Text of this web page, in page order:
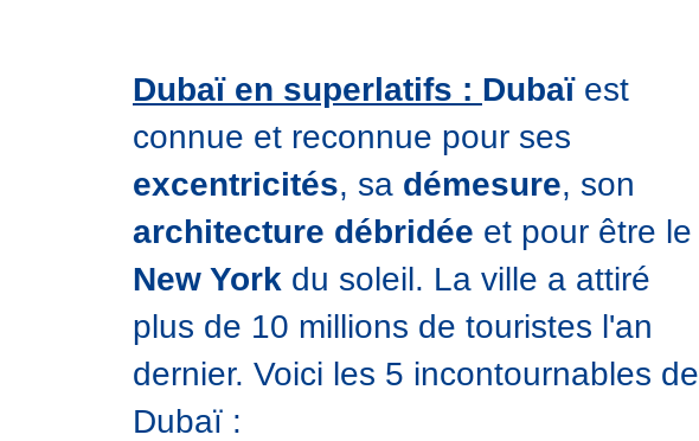
Dubaï en superlatifs : Dubaï est
connue et reconnue pour ses
excentricités, sa démesure, son
architecture débridée et pour être le
New York du soleil. La ville a attiré
plus de 10 millions de touristes l'an
dernier. Voici les 5 incontournables de
Dubaï :